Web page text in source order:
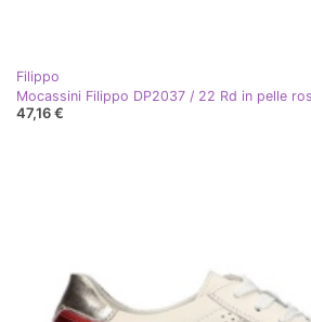
Filippo
Mocassini Filippo DP2037 / 22 Rd in pelle
47,16 €